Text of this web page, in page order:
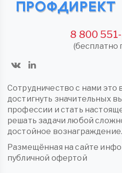
8 800
(бесплатно
Сотрудничество с нами
достигнуть значительных
профессии и стать
решать задачи любой
достойное вознаграждение.
Размещённая на сайте
публичной офертой